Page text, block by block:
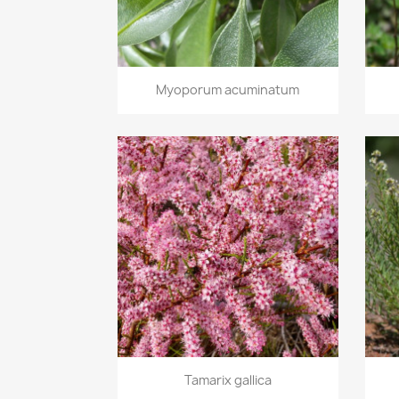
Aperçu rapide
Myoporum acuminatum
Aperçu rapide
Tamarix gallica